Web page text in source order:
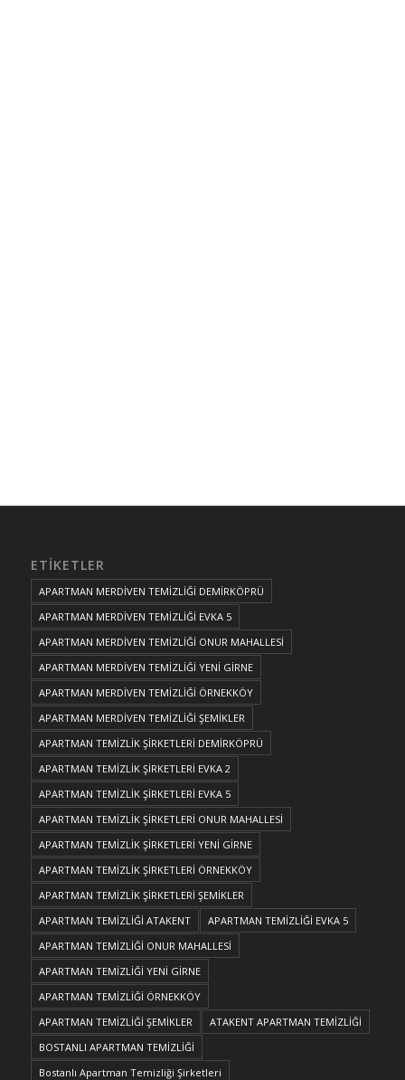
ETIKETLER
APARTMAN MERDİVEN TEMİZLİĞİ DEMİRKÖPRÜ
APARTMAN MERDİVEN TEMİZLİĞİ EVKA 5
APARTMAN MERDİVEN TEMİZLİĞİ ONUR MAHALLESİ
APARTMAN MERDİVEN TEMİZLİĞİ YENİ GİRNE
APARTMAN MERDİVEN TEMİZLİĞİ ÖRNEKKÖY
APARTMAN MERDİVEN TEMİZLİĞİ ŞEMİKLER
APARTMAN TEMİZLİK ŞİRKETLERİ DEMİRKÖPRÜ
APARTMAN TEMİZLİK ŞİRKETLERİ EVKA 2
APARTMAN TEMİZLİK ŞİRKETLERİ EVKA 5
APARTMAN TEMİZLİK ŞİRKETLERİ ONUR MAHALLESİ
APARTMAN TEMİZLİK ŞİRKETLERİ YENİ GİRNE
APARTMAN TEMİZLİK ŞİRKETLERİ ÖRNEKKÖY
APARTMAN TEMİZLİK ŞİRKETLERİ ŞEMİKLER
APARTMAN TEMİZLİĞİ ATAKENT
APARTMAN TEMİZLİĞİ EVKA 5
APARTMAN TEMİZLİĞİ ONUR MAHALLESİ
APARTMAN TEMİZLİĞİ YENİ GİRNE
APARTMAN TEMİZLİĞİ ÖRNEKKÖY
APARTMAN TEMİZLİĞİ ŞEMİKLER
ATAKENT APARTMAN TEMİZLİĞİ
BOSTANLI APARTMAN TEMİZLİĞİ
Bostanlı Apartman Temizliği Şirketleri